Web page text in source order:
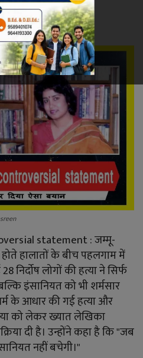
statement : जम्मू-
होते हालातों के बीच पहलगाम में
लोगों की हत्या ने सिर्फ
इंसानियत को भी शर्मसार
के आधार की गई हत्या और
को लेकर ख्यात लेखिका
दी है। उन्होंने कहा है कि "जब
नहीं बचेगी।"